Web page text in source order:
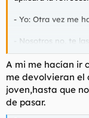
- Yo: Otra vez me
- Nosotros no, te
un error con tu dni.
- De acuerdo, ¿y
o voy a tener que
El tío se calla unos
A mi me hacían ir
me devolvieran el
joven,hasta que
de pasar.